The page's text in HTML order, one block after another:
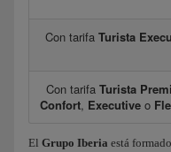
Con tarifa Turista
Con tarifa Turista
Confort, Executiveo
El Grupo Iberia está